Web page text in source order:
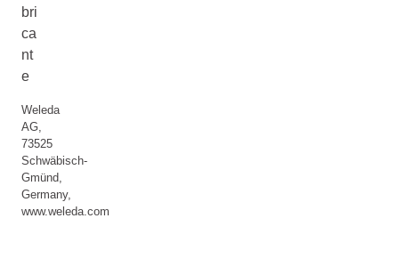
bri
ca
nt
e
Weleda
AG,
73525
Schwäbisch-
Gmünd,
Germany,
www.weleda.com